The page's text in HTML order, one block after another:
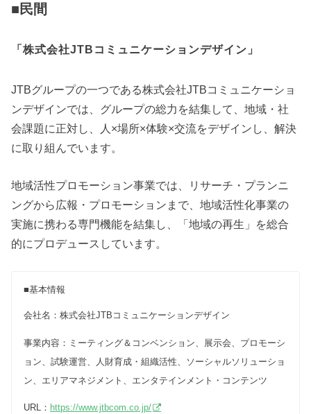
■民間
「株式会社JTBコミュニケーションデザイン」
JTBグループの一つである株式会社JTBコミュニケーショ
ンデザインでは、グループの総力を結集して、地域・社
会課題に正対し、人×場所×体験×交流をデザインし、解決
に取り組んでいます。
地域活性プロモーション事業では、リサーチ・プランニ
ングから広報・プロモーションまで、地域活性化事業の
実施に携わる専門機能を結集し、「地域の再生」を総合
的にプロデュースしています。
■基本情報
会社名：株式会社JTBコミュニケーションデザイン
事業内容：ミーティング＆コンベンション、展示会、プロモーシ
ョン、試験運営、人財育成・組織活性、ソーシャルソリューショ
ン、エリアマネジメント、エンタテインメント・コンテンツ
URL： https://www.jtbcom.co.jp/